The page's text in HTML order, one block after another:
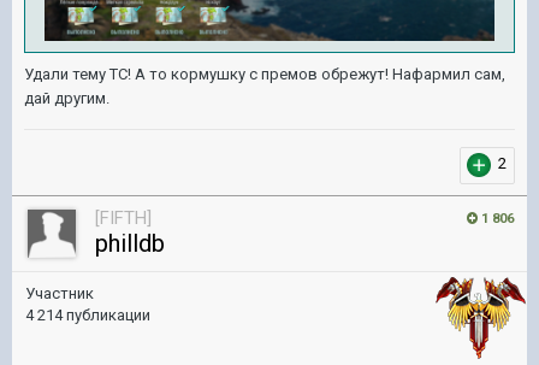
Удали тему ТС! А то кормушку с премов обрежут! Нафармил сам,
дай другим.
2
1 806
[FIFTH]
philldb
Участник
4 214 публикации